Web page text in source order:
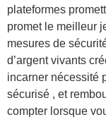
plateformes
promet le meilleur
mesures de
d’argent vivants
incarner nécessité
sécurisé , et
compter lorsque